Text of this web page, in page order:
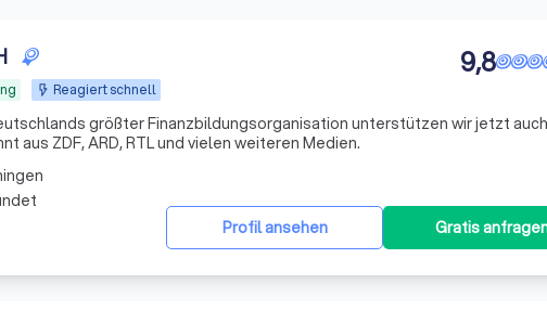
Reagiert schnell
9,8
größter Finanzbildungsorganisation unterstützen wir jetzt
aus ZDF, ARD, RTL und vielen weiteren Medien.
Profil ansehen Gratis